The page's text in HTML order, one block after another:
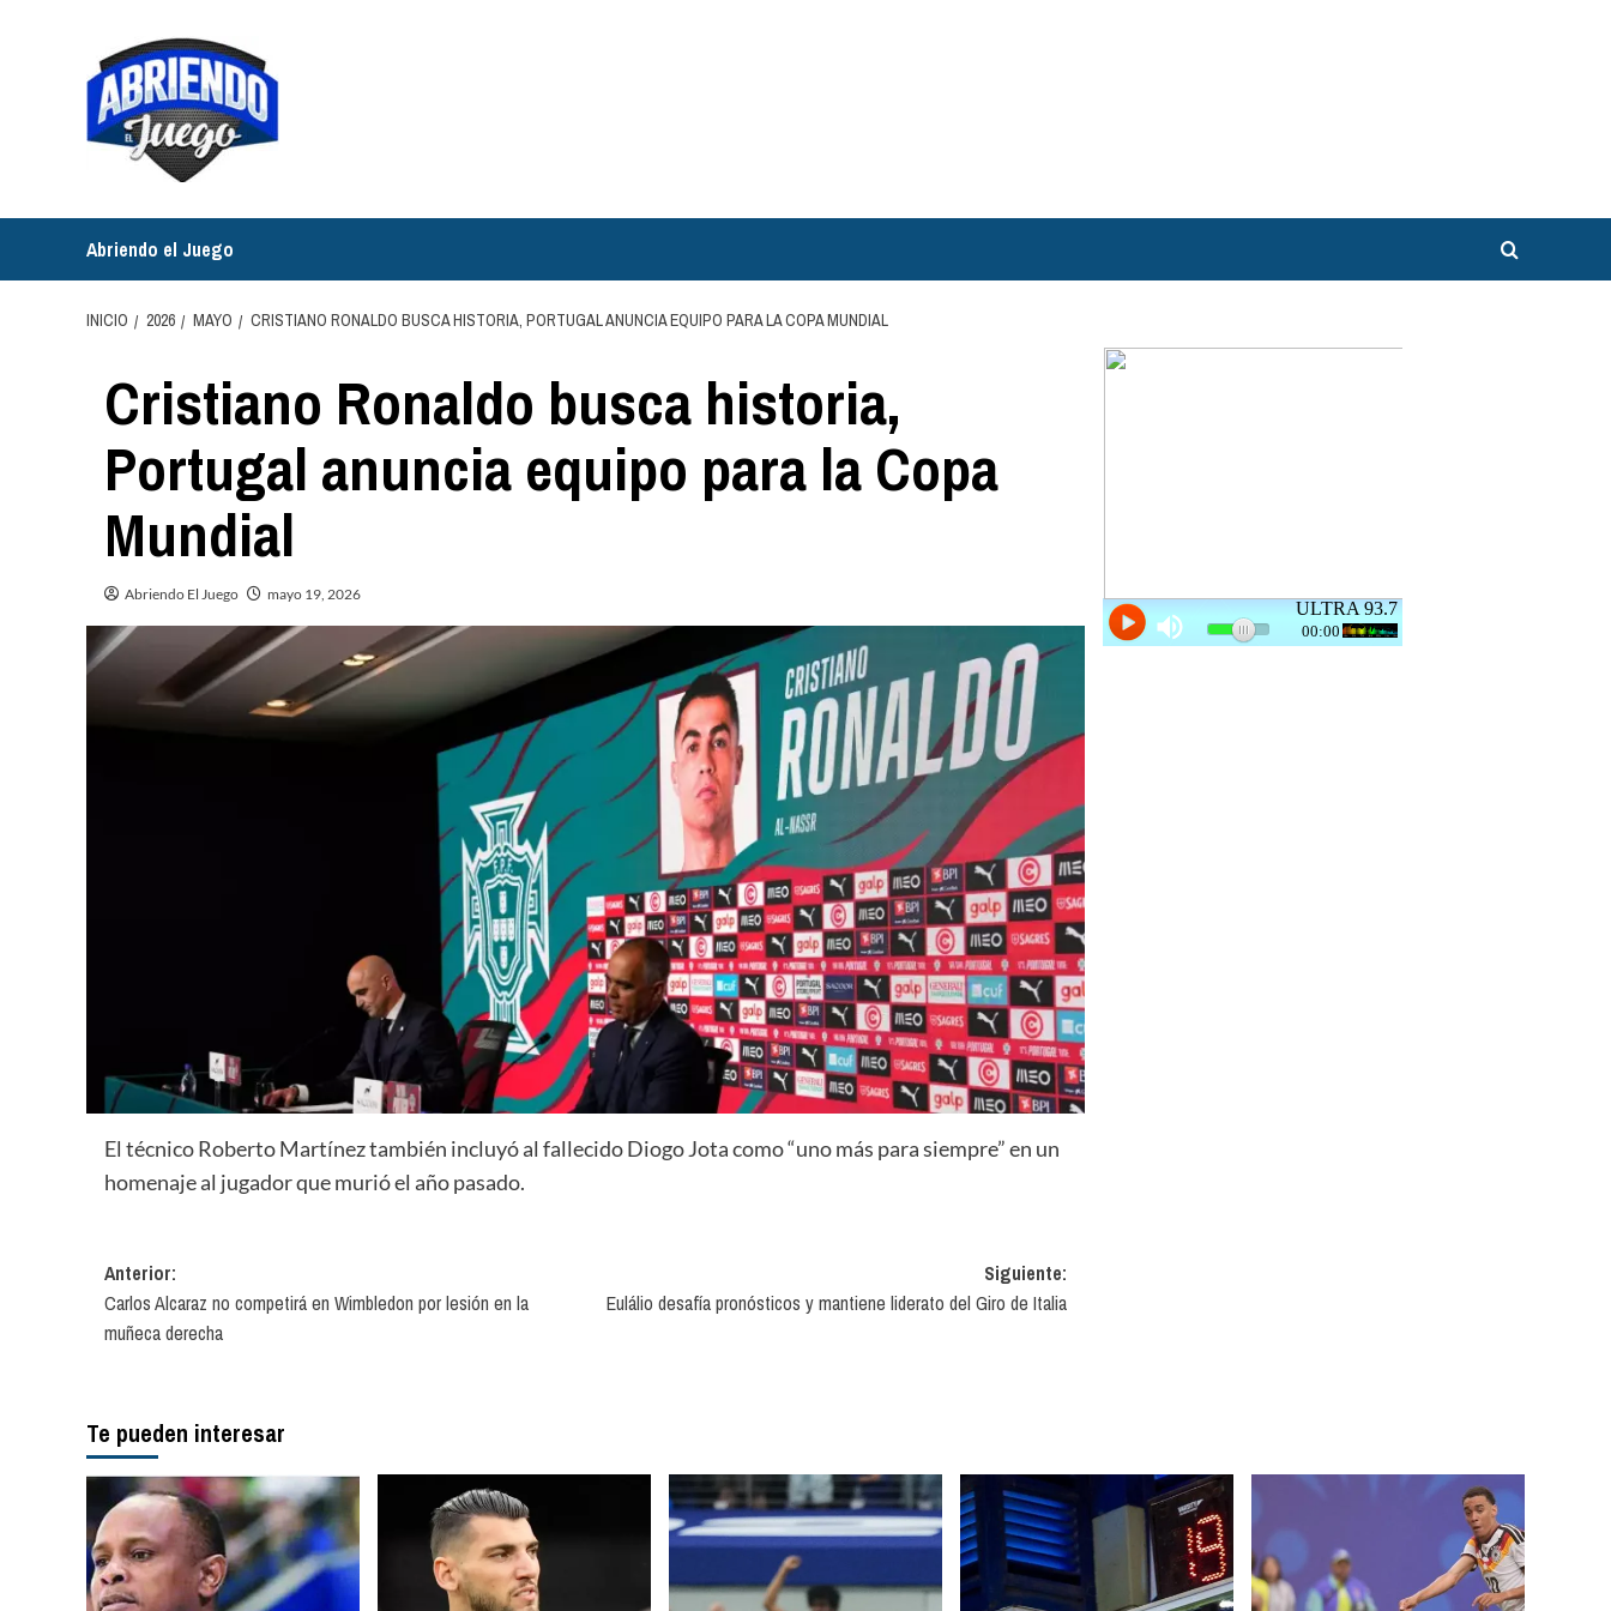
Abriendo el Juego
INICIO 2026 MAYO CRISTIANO RONALDO BUSCA HISTORIA, PORTUGAL ANUNCIA EQUIPO PARA LA COPA MUNDIAL
Cristiano Ronaldo busca historia,
Portugal anuncia equipo para la Copa
Mundial
Abriendo El Juego mayo 19, 2026
El técnico Roberto Martínez también incluyó al fallecido Diogo Jota como “uno más para siempre” en un
homenaje al jugador que murió el año pasado.
Navegación
de
entradas
Anterior:
Carlos Alcaraz no competirá en Wimbledon por lesión en la
muñeca derecha
Siguiente:
Eulálio desafía pronósticos y mantiene liderato del Giro de Italia
Te pueden interesar